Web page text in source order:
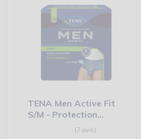
TENA Men Active Fit
S/M - Protection
urinaire homme